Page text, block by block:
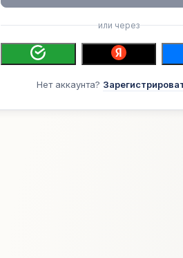
или через
Нет аккаунта?